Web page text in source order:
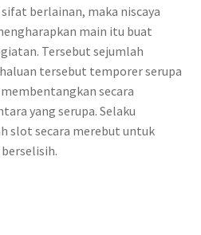
berlainan, maka niscaya
main itu buat
Tersebut sejumlah
tersebut temporer serupa
secara
yang serupa. Selaku
slot secara merebut untuk